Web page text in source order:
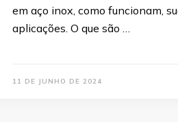
em aço inox, como funcionam,
aplicações. O que são …
11 DE JUNHO DE 2024